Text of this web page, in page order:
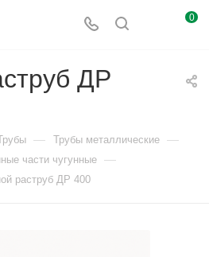
0
ДР
— Трубы металлические —
части чугунные —
раструб ДР 400